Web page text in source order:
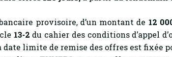
provisoire, d’un montant de 12
13-2 du cahier des conditions d’appel
date limite de remise des offres est fixée